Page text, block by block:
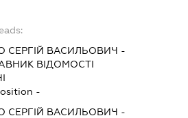
СЕРГІЙ ВАСИЛЬОВИЧ -
ВІДОМОСТІ
-
СЕРГІЙ ВАСИЛЬОВИЧ -